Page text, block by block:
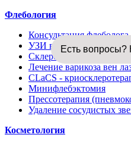
Флебология
Консультация флеболога
УЗИ вен
Склеротерапия вен
Лечение варикоза вен
CLaCS -
Минифлебэктомия
Прессотерапия
Удаление сосудистых
Косметология
Есть